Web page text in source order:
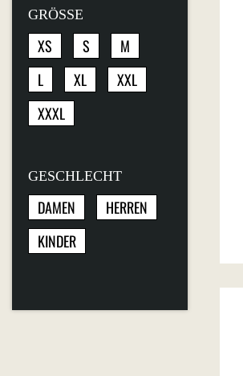
GRÖSSE
XS S
M
L
XL
XXL
XXXL
GESCHLECHT
DAMEN
HERREN
KINDER